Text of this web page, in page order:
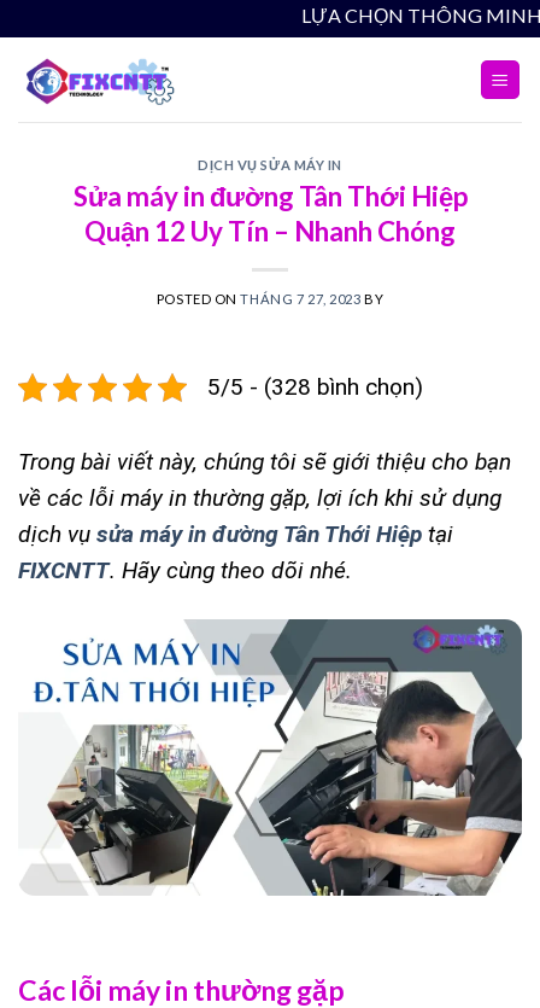
to
content
LỰA CHỌN THÔNG MINH - CHẤT
DỊCH VỤ SỬA MÁY IN
Sửa máy in đường Tân Thới Hiệp
Quận 12 Uy Tín – Nhanh Chóng
POSTED ONTHÁNG 7 27, 2023 BY
5/5 - (328 bình chọn)
Trong bài viết này, chúng tôi sẽ giới thiệu cho bạn
về các lỗi máy in thường gặp, lợi ích khi sử dụng
dịch vụ sửa máy in đường Tân Thới Hiệp tại
FIXCNTT. Hãy cùng theo dõi nhé.
Các lỗi máy in thường gặp